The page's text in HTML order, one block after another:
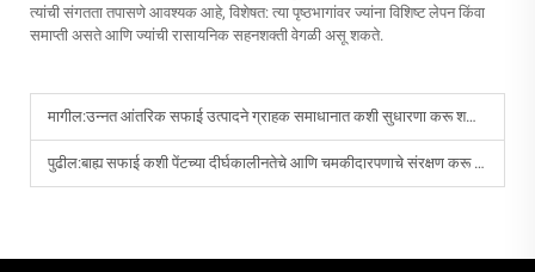
त्यांची संगतता तपासणे आवश्यक आहे, विशेषत: त्या पृष्ठभागांवर ज्यांना विशिष्ट लेपन किंवा
समाप्ती असते आणि ज्यांची रासायनिक सहनशक्ती वेगळी असू शकते.
मागील:उन्नत आंतरिक सफाई उत्पादने ग्राहक समाधानात कशी सुधारणा करू शकतात?
पुढील:बाह्य सफाई कशी पेंटच्या दीर्घकालीनतेचे आणि चमकीदारपणाचे संरक्षण करू शकते?